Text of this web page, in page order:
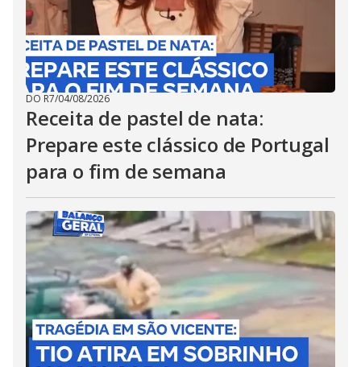
DO R7/04/08/2026
Receita de pastel de nata:
Prepare este clássico de Portugal
para o fim de semana